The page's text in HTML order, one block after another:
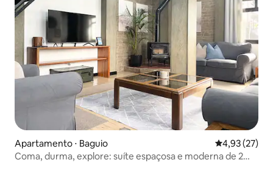
Apartamento ⋅ Baguio 4,93 de uma
4,93 (27)
Coma, durma, explore: suíte espaçosa e moderna de 2